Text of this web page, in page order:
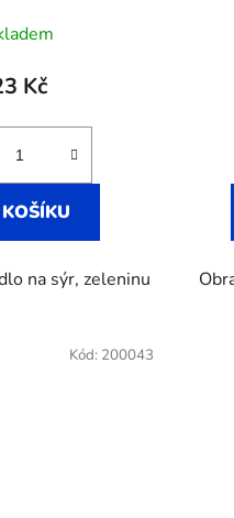
Kč
na sýr, zeleninu
Kód: 200043